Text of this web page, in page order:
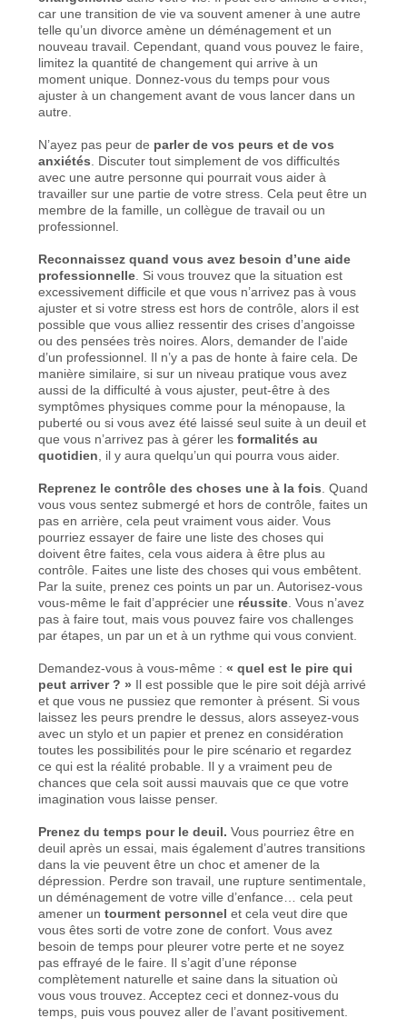
car une transition de vie va souvent amener à une autre
telle qu’un divorce amène un déménagement et un
nouveau travail. Cependant, quand vous pouvez le faire,
limitez la quantité de changement qui arrive à un
moment unique. Donnez-vous du temps pour vous
ajuster à un changement avant de vous lancer dans un
autre.
N’ayez pas peur de parler de vos peurs et de vos
anxiétés . Discuter tout simplement de vos difficultés
avec une autre personne qui pourrait vous aider à
travailler sur une partie de votre stress. Cela peut être un
membre de la famille, un collègue de travail ou un
professionnel.
Reconnaissez quand vous avez besoin d’une aide
professionnelle . Si vous trouvez que la situation est
excessivement difficile et que vous n’arrivez pas à vous
ajuster et si votre stress est hors de contrôle, alors il est
possible que vous alliez ressentir des crises d’angoisse
ou des pensées très noires. Alors, demander de l’aide
d’un professionnel. Il n’y a pas de honte à faire cela. De
manière similaire, si sur un niveau pratique vous avez
aussi de la difficulté à vous ajuster, peut-être à des
symptômes physiques comme pour la ménopause, la
puberté ou si vous avez été laissé seul suite à un deuil et
que vous n’arrivez pas à gérer lesformalités au
quotidien , il y aura quelqu’un qui pourra vous aider.
Reprenez le contrôle des choses une à la fois . Quand
vous vous sentez submergé et hors de contrôle, faites un
pas en arrière, cela peut vraiment vous aider. Vous
pourriez essayer de faire une liste des choses qui
doivent être faites, cela vous aidera à être plus au
contrôle. Faites une liste des choses qui vous embêtent.
Par la suite, prenez ces points un par un. Autorisez-vous
vous-même le fait d’apprécier une réussite . Vous n’avez
pas à faire tout, mais vous pouvez faire vos challenges
par étapes, un par un et à un rythme qui vous convient.
Demandez-vous à vous-même :« quel est le pire qui
peut arriver ? » Il est possible que le pire soit déjà arrivé
et que vous ne pussiez que remonter à présent. Si vous
laissez les peurs prendre le dessus, alors asseyez-vous
avec un stylo et un papier et prenez en considération
toutes les possibilités pour le pire scénario et regardez
ce qui est la réalité probable. Il y a vraiment peu de
chances que cela soit aussi mauvais que ce que votre
imagination vous laisse penser.
Prenez du temps pour le deuil. Vous pourriez être en
deuil après un essai, mais également d’autres transitions
dans la vie peuvent être un choc et amener de la
dépression. Perdre son travail, une rupture sentimentale,
un déménagement de votre ville d’enfance… cela peut
amener untourment personnel et cela veut dire que
vous êtes sorti de votre zone de confort. Vous avez
besoin de temps pour pleurer votre perte et ne soyez
pas effrayé de le faire. Il s’agit d’une réponse
complètement naturelle et saine dans la situation où
vous vous trouvez. Acceptez ceci et donnez-vous du
temps, puis vous pouvez aller de l’avant positivement.